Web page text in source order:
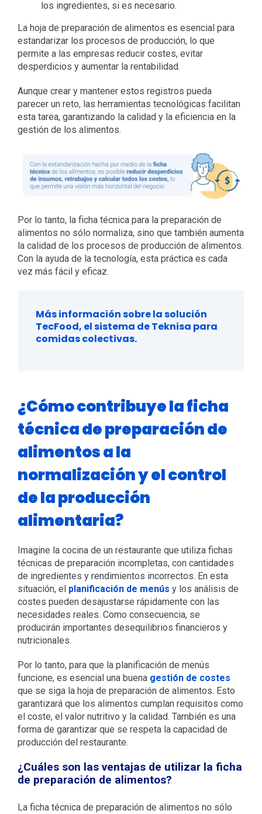
los ingredientes, si es necesario.
La hoja de preparación de alimentos es esencial para
estandarizar los procesos de producción, lo que
permite a las empresas reducir costes, evitar
desperdicios y aumentar la rentabilidad.
Aunque crear y mantener estos registros pueda
parecer un reto, las herramientas tecnológicas facilitan
esta tarea, garantizando la calidad y la eficiencia en la
gestión de los alimentos.
Por lo tanto, la ficha técnica para la preparación de
alimentos no sólo normaliza, sino que también aumenta
la calidad de los procesos de producción de alimentos.
Con la ayuda de la tecnología, esta práctica es cada
vez más fácil y eficaz.
Más información sobre la solución
TecFood, el sistema de Teknisa para
comidas colectivas.
¿Cómo contribuye la ficha
técnica de preparación de
alimentos a la
normalización y el control
de la producción
alimentaria?
Imagine la cocina de un restaurante que utiliza fichas
técnicas de preparación incompletas, con cantidades
de ingredientes y rendimientos incorrectos. En esta
situación, el planificación de menús y los análisis de
costes pueden desajustarse rápidamente con las
necesidades reales. Como consecuencia, se
producirán importantes desequilibrios financieros y
nutricionales.
Por lo tanto, para que la planificación de menús
funcione, es esencial una buena gestión de costes
que se siga la hoja de preparación de alimentos. Esto
garantizará que los alimentos cumplan requisitos como
el coste, el valor nutritivo y la calidad. También es una
forma de garantizar que se respeta la capacidad de
producción del restaurante.
¿Cuáles son las ventajas de utilizar la ficha
de preparación de alimentos?
La ficha técnica de preparación de alimentos no sólo